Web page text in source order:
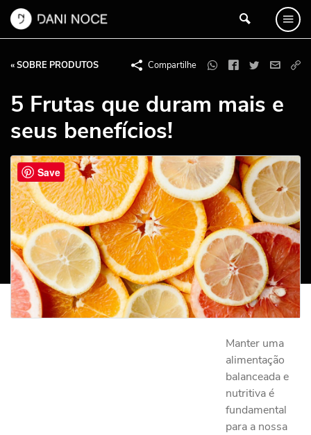
« SOBRE PRODUTOS Compartilhe
5 Frutas que duram mais e
seus benefícios!
Manter uma
alimentação
balanceada e
nutritiva é
fundamental
para a nossa
Save